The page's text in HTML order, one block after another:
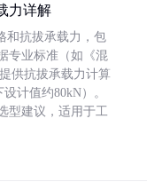
力详解
和抗拔承载力，包
专业标准（如《混
供抗拔承载力计算
计值约80kN）。
型建议，适用于工